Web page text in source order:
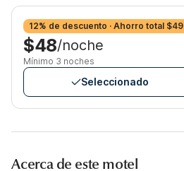
12% de descuento · Ahorro total $49
$48/noche
Mínimo 3 noches
Seleccionado
Acerca de este motel